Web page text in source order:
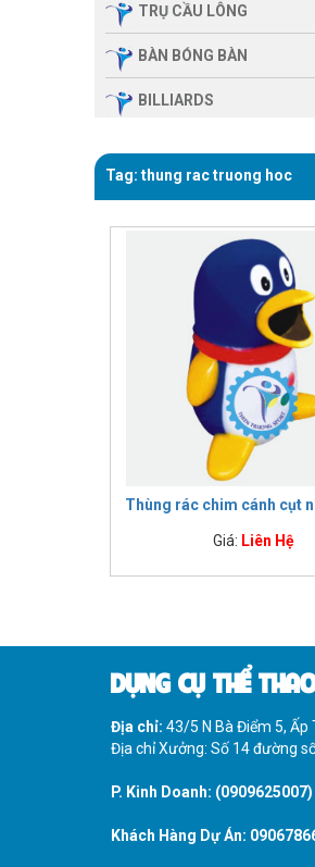
TRỤ CẦU LÔNG
BÀN BÓNG BÀN
BILLIARDS
ĐÌNH
THIẾT BỊ PHÒNG GYM
FITNESS
GIÀN TẬP ĐA NĂNG
THIẾT BỊ PHÒNG GYM
IMPULSE FITNESS
THIẾT BỊ PHÒNG GYM
Tag: thung rac truong hoc
Thùng rác chim cánh cụt
Giá: Liên Hệ
DỤNG CỤ THỂ
Địa chỉ: 43/5 N Bà Điểm 5, Ấp
Địa chỉ Xưởng: Số 14 đường
P. Kinh Doanh: (0909625007)
Khách Hàng Dự Án: